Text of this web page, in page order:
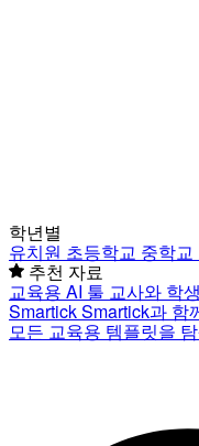
학년별
유치원 초등학교 중학교
추천 자료
교육용 AI 툴 교사와 학
SmartickSmartick과 함
모든 교육용 템플릿을